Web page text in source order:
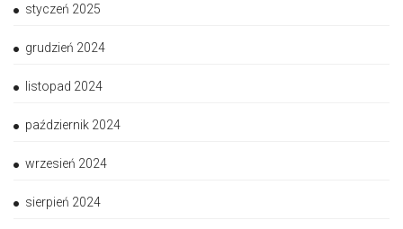
styczeń 2025
grudzień 2024
listopad 2024
październik 2024
wrzesień 2024
sierpień 2024